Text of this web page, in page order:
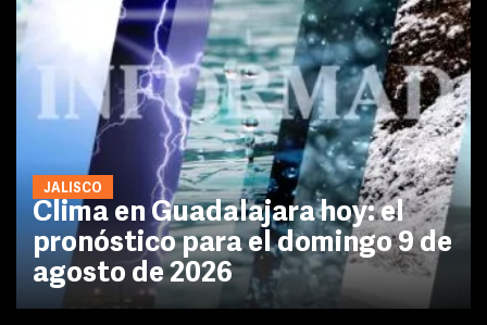
JALISCO
Clima en Guadalajara hoy: el
pronóstico para el domingo 9 de
agosto de 2026